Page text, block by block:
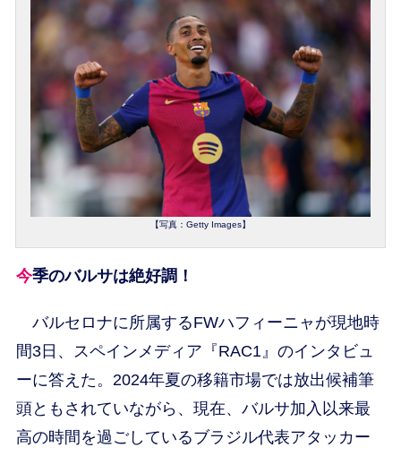
【写真：Getty Images】
今季のバルサは絶好調！
バルセロナに所属するFWハフィーニャが現地時
間3日、スペインメディア『RAC1』のインタビュ
ーに答えた。2024年夏の移籍市場では放出候補筆
頭ともされていながら、現在、バルサ加入以来最
高の時間を過ごしているブラジル代表アタッカー